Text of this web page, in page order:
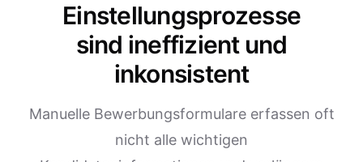
Einstellungsprozesse
sind ineffizient und
inkonsistent
Manuelle Bewerbungsformulare erfassen oft
nicht alle wichtigen